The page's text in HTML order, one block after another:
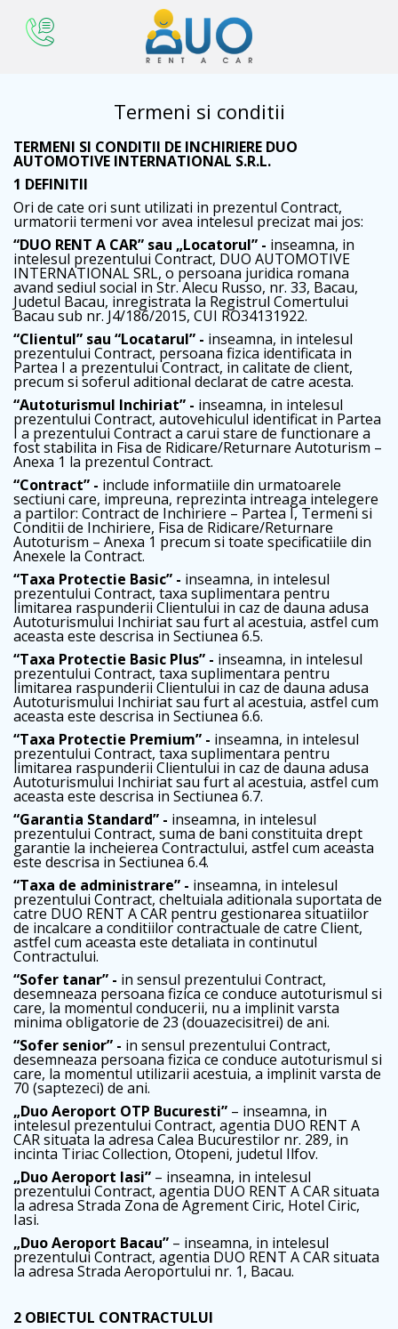
Termeni si conditii
TERMENI SI CONDITII DE INCHIRIERE DUO
AUTOMOTIVE INTERNATIONAL S.R.L.
1 DEFINITII
Ori de cate ori sunt utilizati in prezentul Contract,
urmatorii termeni vor avea intelesul precizat mai jos:
“DUO RENT A CAR” sau „Locatorul” - inseamna, in
intelesul prezentului Contract, DUO AUTOMOTIVE
INTERNATIONAL SRL, o persoana juridica romana
avand sediul social in Str. Alecu Russo, nr. 33, Bacau,
Judetul Bacau, inregistrata la Registrul Comertului
Bacau sub nr. J4/186/2015, CUI RO34131922.
“Clientul” sau “Locatarul” - inseamna, in intelesul
prezentului Contract, persoana fizica identificata in
Partea I a prezentului Contract, in calitate de client,
precum si soferul aditional declarat de catre acesta.
“Autoturismul Inchiriat” - inseamna, in intelesul
prezentului Contract, autovehiculul identificat in Partea
I a prezentului Contract a carui stare de functionare a
fost stabilita in Fisa de Ridicare/Returnare Autoturism –
Anexa 1 la prezentul Contract.
“Contract” - include informatiile din urmatoarele
sectiuni care, impreuna, reprezinta intreaga intelegere
a partilor: Contract de Inchiriere – Partea I, Termeni si
Conditii de Inchiriere, Fisa de Ridicare/Returnare
Autoturism – Anexa 1 precum si toate specificatiile din
Anexele la Contract.
“Taxa Protectie Basic” - inseamna, in intelesul
prezentului Contract, taxa suplimentara pentru
limitarea raspunderii Clientului in caz de dauna adusa
Autoturismului Inchiriat sau furt al acestuia, astfel cum
aceasta este descrisa in Sectiunea 6.5.
“Taxa Protectie Basic Plus” - inseamna, in intelesul
prezentului Contract, taxa suplimentara pentru
limitarea raspunderii Clientului in caz de dauna adusa
Autoturismului Inchiriat sau furt al acestuia, astfel cum
aceasta este descrisa in Sectiunea 6.6.
“Taxa Protectie Premium” - inseamna, in intelesul
prezentului Contract, taxa suplimentara pentru
limitarea raspunderii Clientului in caz de dauna adusa
Autoturismului Inchiriat sau furt al acestuia, astfel cum
aceasta este descrisa in Sectiunea 6.7.
“Garantia Standard” - inseamna, in intelesul
prezentului Contract, suma de bani constituita drept
garantie la incheierea Contractului, astfel cum aceasta
este descrisa in Sectiunea 6.4.
“Taxa de administrare” - inseamna, in intelesul
prezentului Contract, cheltuiala aditionala suportata de
catre DUO RENT A CAR pentru gestionarea situatiilor
de incalcare a conditiilor contractuale de catre Client,
astfel cum aceasta este detaliata in continutul
Contractului.
“Sofer tanar” - in sensul prezentului Contract,
desemneaza persoana fizica ce conduce autoturismul si
care, la momentul conducerii, nu a implinit varsta
minima obligatorie de 23 (douazecisitrei) de ani.
“Sofer senior” - in sensul prezentului Contract,
desemneaza persoana fizica ce conduce autoturismul si
care, la momentul utilizarii acestuia, a implinit varsta de
70 (saptezeci) de ani.
„Duo Aeroport OTP Bucuresti” – inseamna, in
intelesul prezentului Contract, agentia DUO RENT A
CAR situata la adresa Calea Bucurestilor nr. 289, in
incinta Tiriac Collection, Otopeni, judetul Ilfov.
„Duo Aeroport Iasi” – inseamna, in intelesul
prezentului Contract, agentia DUO RENT A CAR situata
la adresa Strada Zona de Agrement Ciric, Hotel Ciric,
Iasi.
„Duo Aeroport Bacau” – inseamna, in intelesul
prezentului Contract, agentia DUO RENT A CAR situata
la adresa Strada Aeroportului nr. 1, Bacau.
2 OBIECTUL CONTRACTULUI